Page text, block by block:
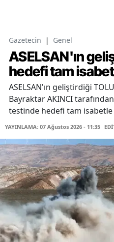
Gazetecin | Genel
ASELSAN'ın
hedefi tam
ASELSAN'ın geliştirdiği
Bayraktar AKINCI
testinde hedefi tam
YAYINLAMA: 07 Ağustos 2026 - 11:35